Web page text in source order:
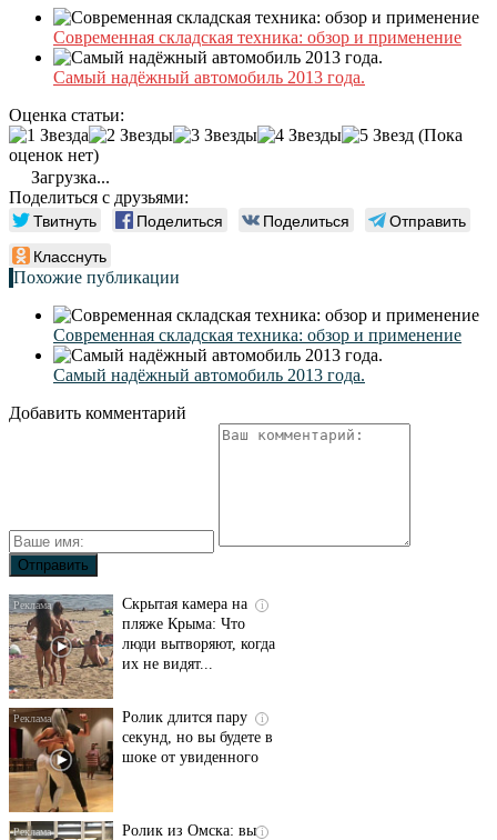
Современная складская техника: обзор и применение
Самый надёжный автомобиль 2013 года.
Оценка статьи:
(Пока
оценок нет)
Загрузка...
Поделиться с друзьями:
Твитнуть Поделиться Поделиться
Отправить
Класснуть
Похожие публикации
Современная складская техника: обзор и применение
Самый надёжный автомобиль 2013 года.
Добавить комментарий
i
Скрытая камера на
пляже Крыма: Что
люди вытворяют, когда
их не видят...
i
Ролик длится пару
секунд, но вы будете в
шоке от увиденного
i
Ролик из Омска: вы